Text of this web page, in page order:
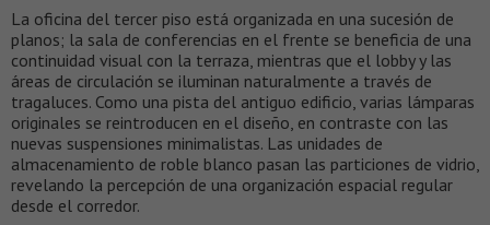
La oficina del tercer piso está organizada en una sucesión de
planos; la sala de conferencias en el frente se beneficia de una
continuidad visual con la terraza, mientras que el lobby y las
áreas de circulación se iluminan naturalmente a través de
tragaluces. Como una pista del antiguo edificio, varias lámparas
originales se reintroducen en el diseño, en contraste con las
nuevas suspensiones minimalistas. Las unidades de
almacenamiento de roble blanco pasan las particiones de vidrio,
revelando la percepción de una organización espacial regular
desde el corredor.